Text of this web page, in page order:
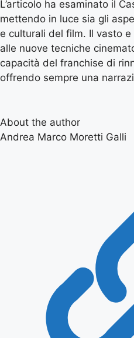
L’articolo ha esaminato il
mettendo in luce sia gli
e culturali del film. Il vasto
alle nuove tecniche
capacità del franchise di
offrendo sempre una
About the author
Andrea Marco Moretti Galli